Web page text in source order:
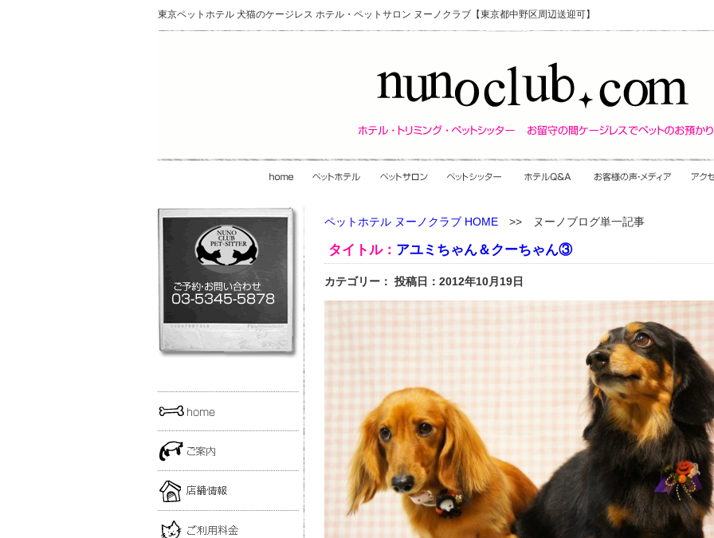
東京ペットホテル 犬猫のケージレス ホテル・ペットサロン ヌーノクラブ【東京都中野区周辺送迎可】
ペットホテル ヌーノクラブ HOME >> ヌーノブログ単一記事
タイトル： アユミちゃん＆クーちゃん③
カテゴリー： 投稿日：2012年10月19日